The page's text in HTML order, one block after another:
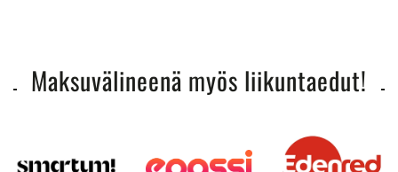
Maksuvälineenä myös liikuntaedut!